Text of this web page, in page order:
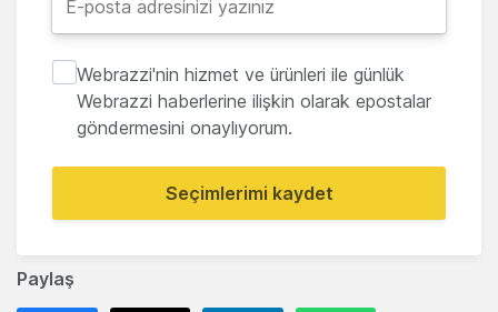
Paylaş
Webrazzi'nin hizmet ve ürünleri ile günlük
Webrazzi haberlerine ilişkin olarak epostalar
göndermesini onaylıyorum.
Seçimlerimi kaydet